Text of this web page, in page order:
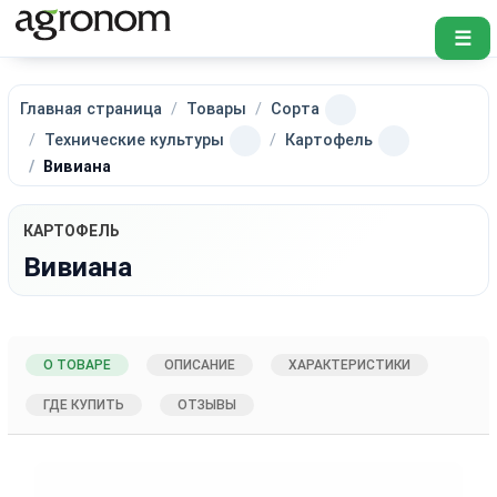
☰
Главная страница Товары
Сорта
Технические культуры
Картофель
Вивиана
КАРТОФЕЛЬ
Вивиана
О ТОВАРЕ ОПИСАНИЕ ХАРАКТЕРИСТИКИ
ГДЕ КУПИТЬ ОТЗЫВЫ